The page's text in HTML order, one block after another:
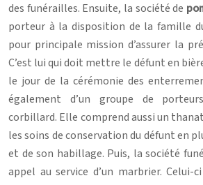
des funérailles. Ensuite, la société de
porteur à la disposition de la famille
pour principale mission d’assurer la
C’est lui qui doit mettre le défunt en
le jour de la cérémonie des
également d’un groupe de
corbillard. Elle comprend aussi un
les soins de conservation du défunt en
et de son habillage. Puis, la société
appel au service d’un marbrier. Celui-